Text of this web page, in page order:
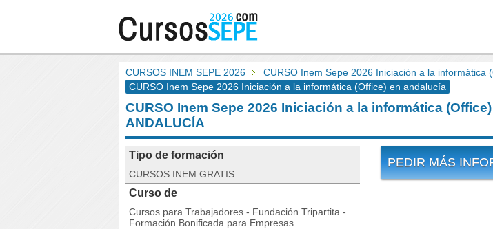
CURSOS INEM SEPE 2026
CURSO Inem Sepe 2026 Iniciación a la informática
CURSO Inem Sepe 2026 Iniciación a la informática (Office) en andalucía
CURSO Inem Sepe 2026 Iniciación a la informática
ANDALUCÍA
PEDIR MÁS
Tipo de formación
CURSOS INEM GRATIS
Curso de
Cursos para Trabajadores - Fundación Tripartita -
Formación Bonificada para Empresas